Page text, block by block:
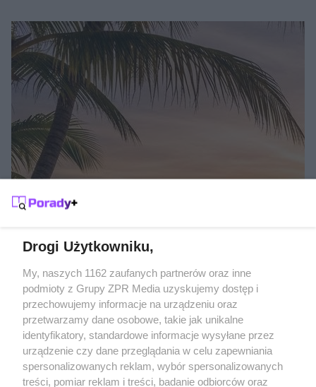
Żaden utwór zamieszczony w serwisie nie może być powielany i
rozpowszechniany lub dalej rozpowszechniany w jakikolwiek sposób
(w tym także elektroniczny lub mechaniczny) na jakimkolwiek polu
eksploatacji w jakiejkolwiek formie, włącznie z umieszczaniem w
Internecie bez pisemnej zgody właściciela praw. Jakiekolwiek użycie
lub wykorzystanie utworów w całości lub w części z naruszeniem
prawa, tzn. bez właściwej zgody, jest zabronione pod groźbą kary i
może być ścigane prawnie.
Drogi Użytkowniku,
My, naszych 1162 zaufanych partnerów oraz inne
podmioty z Grupy ZPR Media uzyskujemy dostęp i
przechowujemy informacje na urządzeniu oraz
przetwarzamy dane osobowe, takie jak unikalne
identyfikatory, standardowe informacje wysyłane przez
urządzenie czy dane przeglądania w celu zapewniania
spersonalizowanych reklam, wybór spersonalizowanych
treści, pomiar reklam i treści, badanie odbiorców oraz